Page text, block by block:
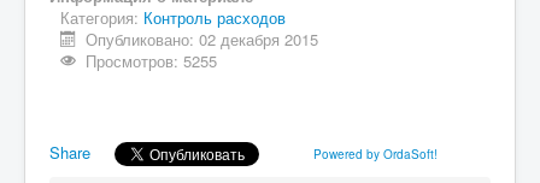
Категория: Контроль расходов
Опубликовано: 02 декабря 2015
Просмотров: 5255
Share Powered by OrdaSoft!